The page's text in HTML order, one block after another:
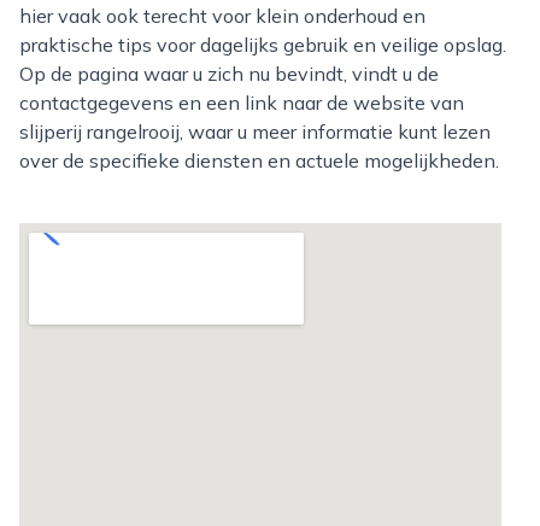
hier vaak ook terecht voor klein onderhoud en
praktische tips voor dagelijks gebruik en veilige opslag.
Op de pagina waar u zich nu bevindt, vindt u de
contactgegevens en een link naar de website van
slijperij rangelrooij, waar u meer informatie kunt lezen
over de specifieke diensten en actuele mogelijkheden.